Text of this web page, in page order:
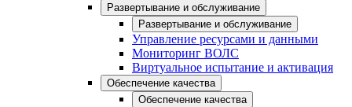
Развертывание и обслуживание
Развертывание и обслуживание
Управление ресурсами и данными
Мониторинг ВОЛС
Виртуальное испытание и активация
Обеспечение качества
Обеспечение качества